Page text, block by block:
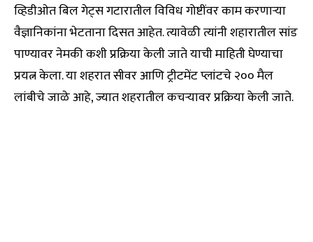
व्हिडीओत बिल गेट्स गटारातील विविध गोष्टींवर काम करणाऱ्या
वैज्ञानिकांना भेटताना दिसत आहेत. त्यावेळी त्यांनी शहारातील सांड
पाण्यावर नेमकी कशी प्रक्रिया केली जाते याची माहिती घेण्याचा
प्रयत्न केला. या शहरात सीवर आणि ट्रीटमेंट प्लांटचे २०० मैल
लांबीचे जाळे आहे, ज्यात शहरातील कचऱ्यावर प्रक्रिया केली जाते.